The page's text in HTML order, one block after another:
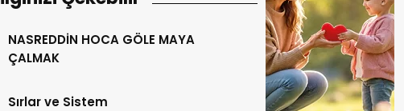
NASREDDİN HOCA GÖLE MAYA
ÇALMAK
Sırlar ve Sistem